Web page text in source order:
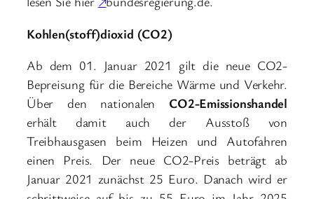
Kohlen(stoff)dioxid (CO2)
Ab dem 01. Januar 2021 gilt die neue CO2-
Bepreisung für die Bereiche Wärme und Verkehr.
Über den nationalen CO2-Emissionshandel
erhält damit auch der Ausstoß von
Treibhausgasen beim Heizen und Autofahren
einen Preis. Der neue CO2-Preis beträgt ab
Januar 2021 zunächst 25 Euro. Danach wird er